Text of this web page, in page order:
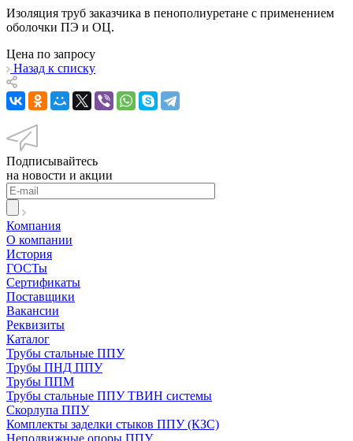
Изоляция труб заказчика в пенополиуретане с применением
оболочки ПЭ и ОЦ.
Цена по запросу
Назад к списку
Подписывайтесь
на новости и акции
Компания
О компании
История
ГОСТы
Сертификаты
Поставщики
Вакансии
Реквизиты
Каталог
Трубы стальные ППУ
Трубы ПНД ППУ
Трубы ППМ
Трубы стальные ППУ ТВИН системы
Скорлупа ППУ
Комплекты заделки стыков ППУ (КЗС)
Неподвижные опоры ППУ